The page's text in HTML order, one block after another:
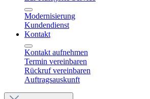
Modernisierung
Kundendienst
Kontakt
Kontakt aufnehmen
Termin vereinbaren
Rückruf vereinbaren
Auftragsauskunft